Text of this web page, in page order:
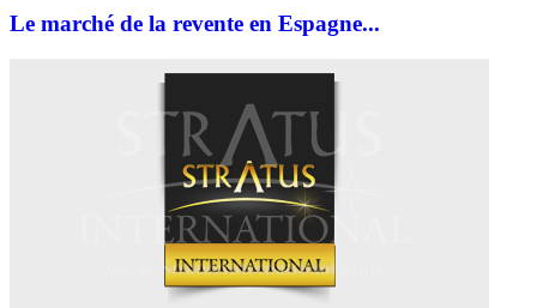
Le marché de la revente en Espagne...